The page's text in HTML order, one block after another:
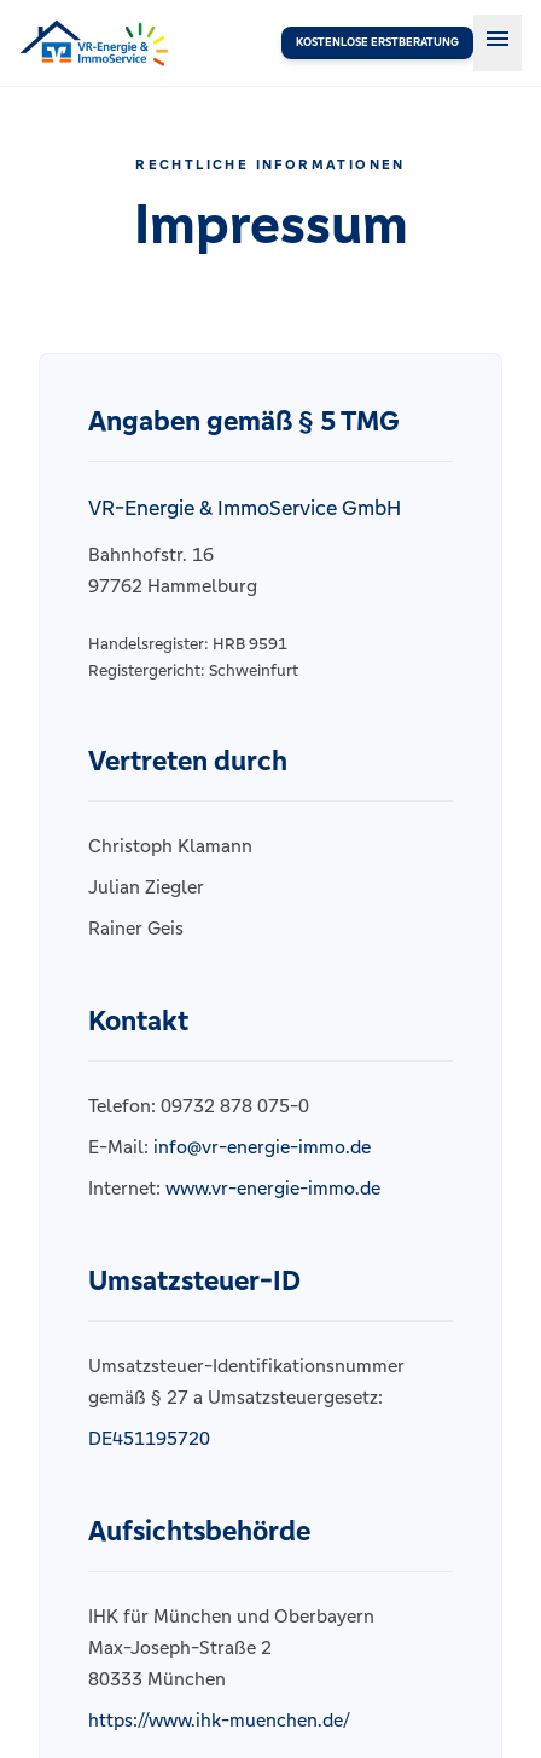
KOSTENLOSE ERSTBERATUNG menu
RECHTLICHE INFORMATIONEN
Impressum
Angaben gemäß § 5 TMG
VR-Energie & ImmoService GmbH
Bahnhofstr. 16
97762 Hammelburg
Handelsregister: HRB 9591
Registergericht: Schweinfurt
Vertreten durch
Christoph Klamann
Julian Ziegler
Rainer Geis
Kontakt
Telefon: 09732 878 075-0
E-Mail: info@vr-energie-immo.de
Internet: www.vr-energie-immo.de
Umsatzsteuer-ID
Umsatzsteuer-Identifikationsnummer
gemäß § 27 a Umsatzsteuergesetz:
DE451195720
Aufsichtsbehörde
IHK für München und Oberbayern
Max-Joseph-Straße 2
80333 München
https://www.ihk-muenchen.de/